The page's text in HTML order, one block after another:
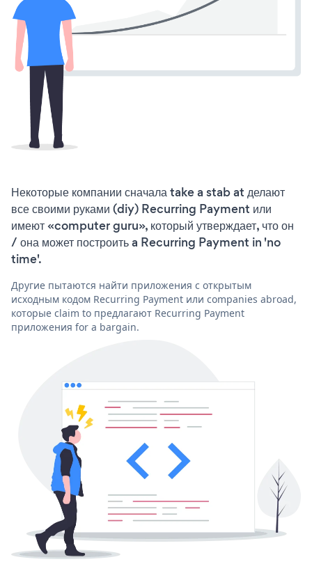
Некоторые компании сначала take a stab at делают
все своими руками (diy) Recurring Payment или
имеют «computer guru», который утверждает, что он
/ она может построить a Recurring Payment in 'no
time'.
Другие пытаются найти приложения с открытым
исходным кодом Recurring Payment или companies abroad,
которые claim to предлагают Recurring Payment
приложения for a bargain.